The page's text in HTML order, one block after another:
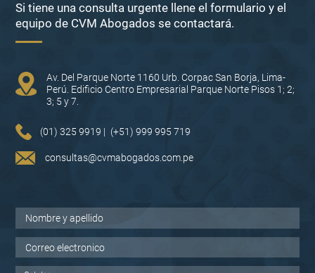
Si tiene una consulta urgente llene el formulario y el
equipo de CVM Abogados se contactará.
Av. Del Parque Norte 1160 Urb. Corpac San Borja, Lima-
Perú. Edificio Centro Empresarial Parque Norte Pisos 1; 2;
3; 5 y 7.
(01) 325 9919 | (+51) 999 995 719
consultas@cvmabogados.com.pe